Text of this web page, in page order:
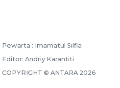
Pewarta : Imamatul Silfia
Editor: Andriy Karantiti
COPYRIGHT © ANTARA 2026